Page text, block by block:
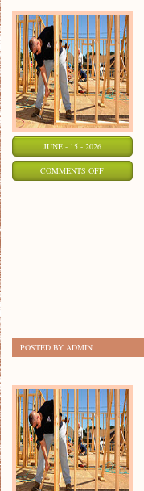
JUNE - 15 - 2026
COMMENTS OFFON
POSTED BY ADMIN